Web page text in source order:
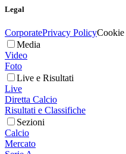
Legal
CorporatePrivacy Policy
Media
Video
Foto
Live e Risultati
Live
Diretta Calcio
Risultati e Classifiche
Sezioni
Calcio
Mercato